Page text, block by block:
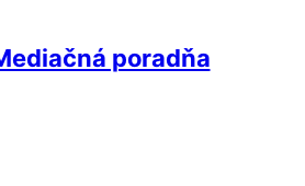
poradňa